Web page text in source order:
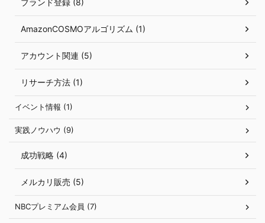
ブランド登録 (8)
AmazonCOSMOアルゴリズム (1)
アカウント関連 (5)
リサーチ方法 (1)
イベント情報 (1)
実践ノウハウ (9)
成功戦略 (4)
メルカリ販売 (5)
NBCプレミアム会員 (7)